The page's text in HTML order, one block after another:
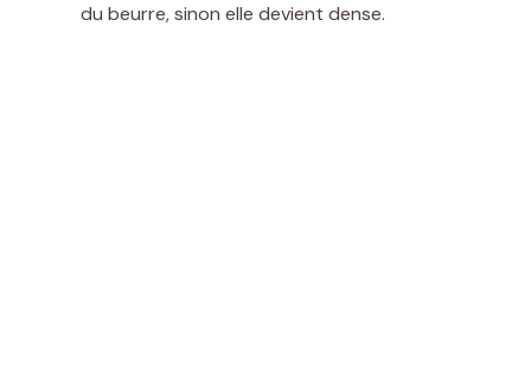
du beurre, sinon elle devient dense.